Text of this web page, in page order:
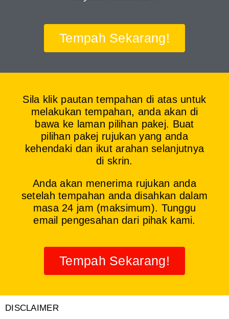
Tempah Sekarang!
Sila klik pautan tempahan di atas untuk
melakukan tempahan, anda akan di
bawa ke laman pilihan pakej. Buat
pilihan pakej rujukan yang anda
kehendaki dan ikut arahan selanjutnya
di skrin.
Anda akan menerima rujukan anda
setelah tempahan anda disahkan dalam
masa 24 jam (maksimum). Tunggu
email pengesahan dari pihak kami.
Tempah Sekarang!
DISCLAIMER